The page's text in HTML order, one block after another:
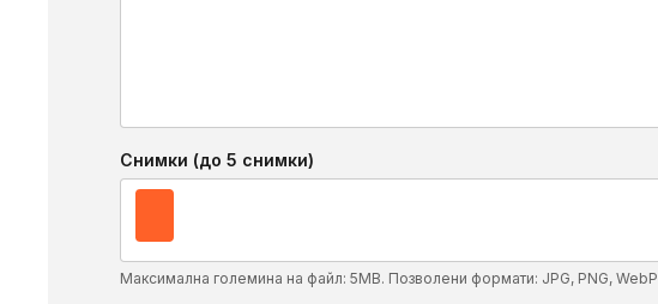
Снимки (до 5 снимки)
Максимална големина на файл: 5MB. Позволени формати: JPG, PNG, WebP